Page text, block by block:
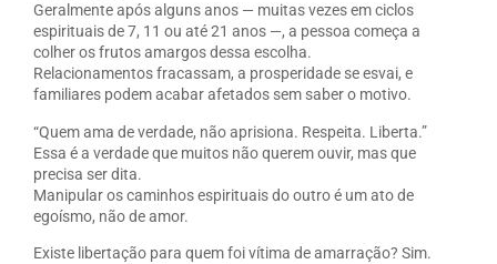
Geralmente após alguns anos — muitas vezes em ciclos
espirituais de 7, 11 ou até 21 anos —, a pessoa começa a
colher os frutos amargos dessa escolha.
Relacionamentos fracassam, a prosperidade se esvai, e
familiares podem acabar afetados sem saber o motivo.
“Quem ama de verdade, não aprisiona. Respeita. Liberta.”
Essa é a verdade que muitos não querem ouvir, mas que
precisa ser dita.
Manipular os caminhos espirituais do outro é um ato de
egoísmo, não de amor.
Existe libertação para quem foi vítima de amarração? Sim.